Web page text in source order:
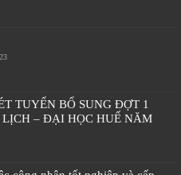
TUYỂN BỔ SUNG ĐỢT 1
– ĐẠI HỌC HUẾ NĂM